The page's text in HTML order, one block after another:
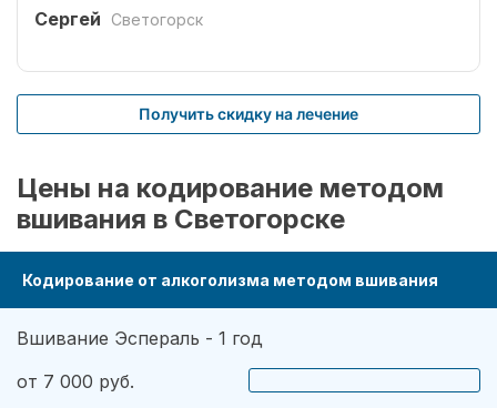
мою новую жизнь.
Сергей Светогорск
Получить скидку на лечение
Цены на кодирование методом
вшивания в Светогорске
Кодирование от алкоголизма методом вшивания
Вшивание Эспераль - 1 год
от 7 000 руб.